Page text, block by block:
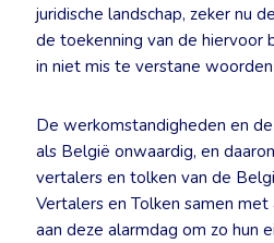
juridische landschap, zeker nu
de toekenning van de hiervoor
in niet mis te verstane
De werkomstandigheden en
als België onwaardig, en
vertalers en tolken van de
Vertalers en Tolken samen
aan deze alarmdag om zo hun